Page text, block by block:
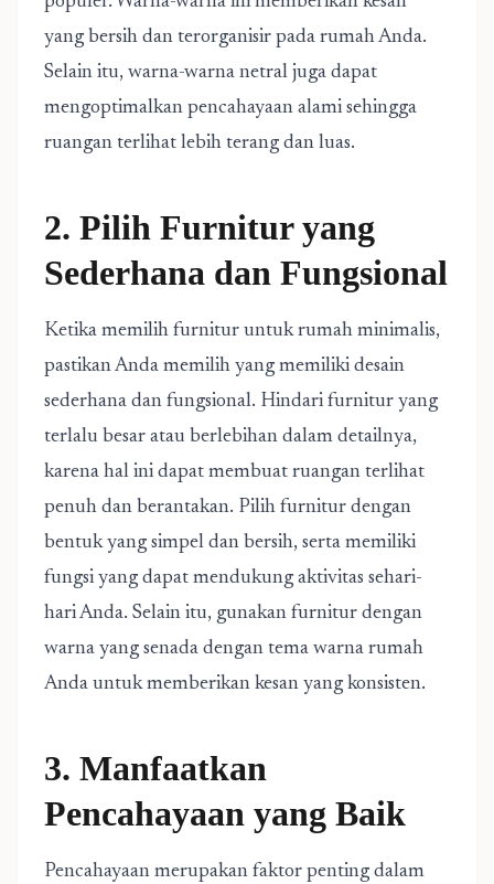
yang bersih dan terorganisir pada rumah Anda.
Selain itu, warna-warna netral juga dapat
mengoptimalkan pencahayaan alami sehingga
ruangan terlihat lebih terang dan luas.
2. Pilih Furnitur yang
Sederhana dan Fungsional
Ketika memilih furnitur untuk rumah minimalis,
pastikan Anda memilih yang memiliki desain
sederhana dan fungsional. Hindari furnitur yang
terlalu besar atau berlebihan dalam detailnya,
karena hal ini dapat membuat ruangan terlihat
penuh dan berantakan. Pilih furnitur dengan
bentuk yang simpel dan bersih, serta memiliki
fungsi yang dapat mendukung aktivitas sehari-
hari Anda. Selain itu, gunakan furnitur dengan
warna yang senada dengan tema warna rumah
Anda untuk memberikan kesan yang konsisten.
3. Manfaatkan
Pencahayaan yang Baik
Pencahayaan merupakan faktor penting dalam